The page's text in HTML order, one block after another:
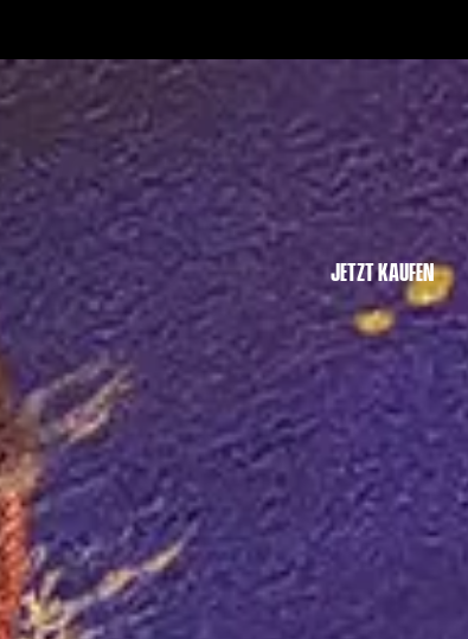
JETZT KAUFEN